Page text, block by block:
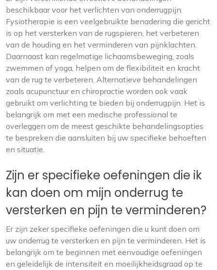
beschikbaar voor het verlichten van onderrugpijn.
Fysiotherapie is een veelgebruikte benadering die gericht
is op het versterken van de rugspieren, het verbeteren
van de houding en het verminderen van pijnklachten.
Daarnaast kan regelmatige lichaamsbeweging, zoals
zwemmen of yoga, helpen om de flexibiliteit en kracht
van de rug te verbeteren. Alternatieve behandelingen
zoals acupunctuur en chiropractie worden ook vaak
gebruikt om verlichting te bieden bij onderrugpijn. Het is
belangrijk om met een medische professional te
overleggen om de meest geschikte behandelingsopties
te bespreken die aansluiten bij uw specifieke behoeften
en situatie.
Zijn er specifieke oefeningen die ik
kan doen om mijn onderrug te
versterken en pijn te verminderen?
Er zijn zeker specifieke oefeningen die u kunt doen om
uw onderrug te versterken en pijn te verminderen. Het is
belangrijk om te beginnen met eenvoudige oefeningen
en geleidelijk de intensiteit en moeilijkheidsgraad op te